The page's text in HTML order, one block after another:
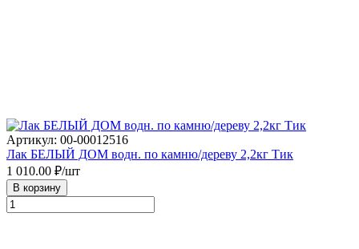
Артикул: 00-00012516
Лак БЕЛЫЙ ДОМ водн. по камню/дереву 2,2кг Тик
1 010.00 ₽/шт
В корзину